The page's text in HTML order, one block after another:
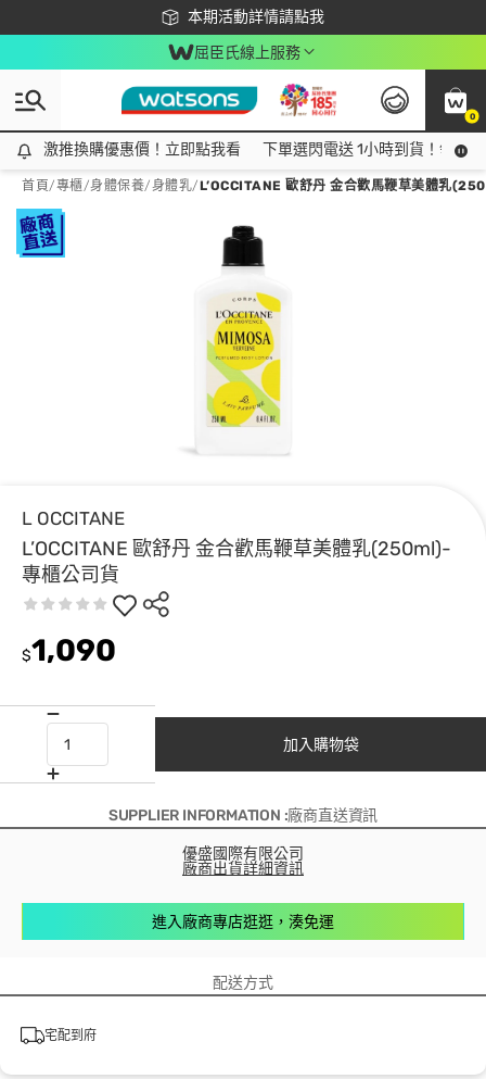
本期活動詳情請點我
下載app最高回饋$350
屈臣氏線上服務
0
激推換購優惠價！立即點我看
激推換購優惠價！立即點我看 下單選閃電送 1小時到貨！領神
首頁/專櫃/身體保養/身體乳/L’OCCITANE 歐舒丹 金合歡馬鞭草美體乳
L OCCITANE
L’OCCITANE 歐舒丹 金合歡馬鞭草美體乳(250ml)-
專櫃公司貨
$1,090
加入購物袋
SUPPLIER INFORMATION :廠商直送資訊
優盛國際有限公司
廠商出貨詳細資訊
進入廠商專店逛逛，湊免運
配送方式
宅配到府